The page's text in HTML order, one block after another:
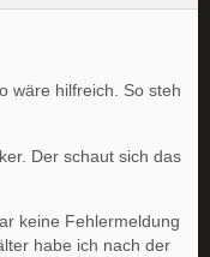
wäre hilfreich. So steh
Der schaut sich das
keine Fehlermeldung
habe ich nach der